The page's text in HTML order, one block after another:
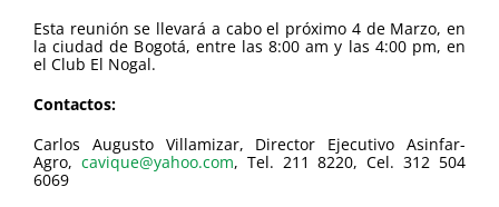
Esta reunión se llevará a cabo el próximo 4 de Marzo, en
la ciudad de Bogotá, entre las 8:00 am y las 4:00 pm, en
el Club El Nogal.
Contactos:
Carlos Augusto Villamizar, Director Ejecutivo Asinfar-
Agro, cavique@yahoo.com, Tel. 211 8220, Cel. 312 504
6069